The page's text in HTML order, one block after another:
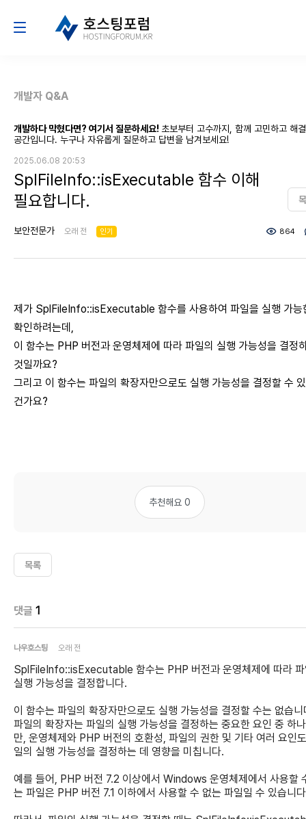
개발자 Q&A
개발하다 막혔다면? 여기서 질문하세요! 초보부터 고수까지, 함께 고민하고 해
공간입니다. 누구나 자유롭게 질문하고 답변을 남겨보세요!
2025.06.08 20:53
SplFileInfo::isExecutable 함수 이해
필요합니다.
보안전문가 오래 전 인기 864
제가 SplFileInfo::isExecutable 함수를 사용하여 파일을 실행 가능
확인하려는데,
이 함수는 PHP 버전과 운영체제에 따라 파일의 실행 가능성을 결정
것일까요?
그리고 이 함수는 파일의 확장자만으로도 실행 가능성을 결정할 수
건가요?
추천해요 0
목록
댓글 1
나우호스팅 오래 전
SplFileInfo::isExecutable 함수는 PHP 버전과 운영체제에 따라
실행 가능성을 결정합니다.
이 함수는 파일의 확장자만으로도 실행 가능성을 결정할 수는 없습니
파일의 확장자는 파일의 실행 가능성을 결정하는 중요한 요인 중 하
만, 운영체제와 PHP 버전의 호환성, 파일의 권한 및 기타 여러 요인
일의 실행 가능성을 결정하는 데 영향을 미칩니다.
예를 들어, PHP 버전 7.2 이상에서 Windows 운영체제에서 사용할
는 파일은 PHP 버전 7.1 이하에서 사용할 수 없는 파일일 수 있습니